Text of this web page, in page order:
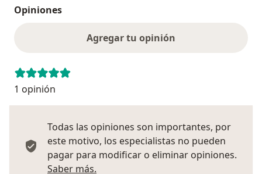
Opiniones
Agregar tu opinión
1 opinión
Todas las opiniones son importantes, por
este motivo, los especialistas no pueden
pagar para modificar o eliminar opiniones.
Saber más.